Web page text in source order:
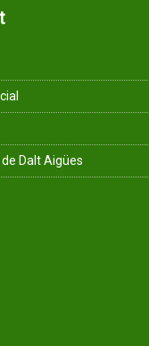
Dalt Aigües